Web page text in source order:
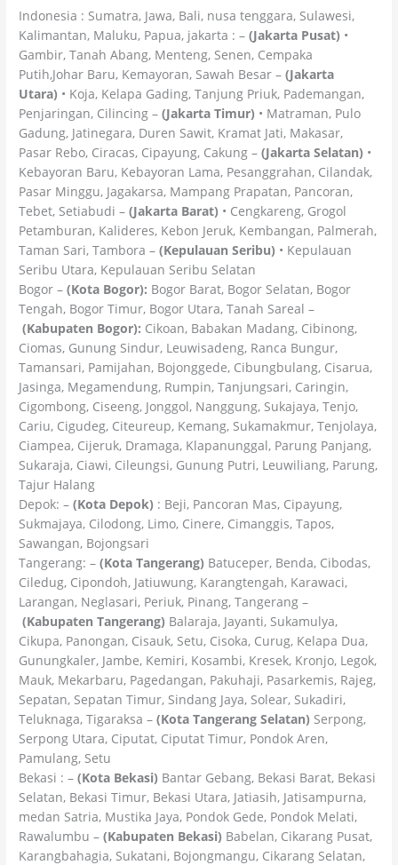
Indonesia : Sumatra, Jawa, Bali, nusa tenggara, Sulawesi,
Kalimantan, Maluku, Papua, jakarta : –(Jakarta Pusat) •
Gambir, Tanah Abang, Menteng, Senen, Cempaka
Putih,Johar Baru, Kemayoran, Sawah Besar –(Jakarta
Utara) • Koja, Kelapa Gading, Tanjung Priuk, Pademangan,
Penjaringan, Cilincing –(Jakarta Timur) • Matraman, Pulo
Gadung, Jatinegara, Duren Sawit, Kramat Jati, Makasar,
Pasar Rebo, Ciracas, Cipayung, Cakung –(Jakarta Selatan) •
Kebayoran Baru, Kebayoran Lama, Pesanggrahan, Cilandak,
Pasar Minggu, Jagakarsa, Mampang Prapatan, Pancoran,
Tebet, Setiabudi –(Jakarta Barat) • Cengkareng, Grogol
Petamburan, Kalideres, Kebon Jeruk, Kembangan, Palmerah,
Taman Sari, Tambora –(Kepulauan Seribu) • Kepulauan
Seribu Utara, Kepulauan Seribu Selatan
Bogor –(Kota Bogor): Bogor Barat, Bogor Selatan, Bogor
Tengah, Bogor Timur, Bogor Utara, Tanah Sareal –
(Kabupaten Bogor): Cikoan, Babakan Madang, Cibinong,
Ciomas, Gunung Sindur, Leuwisadeng, Ranca Bungur,
Tamansari, Pamijahan, Bojonggede, Cibungbulang, Cisarua,
Jasinga, Megamendung, Rumpin, Tanjungsari, Caringin,
Cigombong, Ciseeng, Jonggol, Nanggung, Sukajaya, Tenjo,
Cariu, Cigudeg, Citeureup, Kemang, Sukamakmur, Tenjolaya,
Ciampea, Cijeruk, Dramaga, Klapanunggal, Parung Panjang,
Sukaraja, Ciawi, Cileungsi, Gunung Putri, Leuwiliang, Parung,
Tajur Halang
Depok: –(Kota Depok) : Beji, Pancoran Mas, Cipayung,
Sukmajaya, Cilodong, Limo, Cinere, Cimanggis, Tapos,
Sawangan, Bojongsari
Tangerang: –(Kota Tangerang) Batuceper, Benda, Cibodas,
Ciledug, Cipondoh, Jatiuwung, Karangtengah, Karawaci,
Larangan, Neglasari, Periuk, Pinang, Tangerang –
(Kabupaten Tangerang) Balaraja, Jayanti, Sukamulya,
Cikupa, Panongan, Cisauk, Setu, Cisoka, Curug, Kelapa Dua,
Gunungkaler, Jambe, Kemiri, Kosambi, Kresek, Kronjo, Legok,
Mauk, Mekarbaru, Pagedangan, Pakuhaji, Pasarkemis, Rajeg,
Sepatan, Sepatan Timur, Sindang Jaya, Solear, Sukadiri,
Teluknaga, Tigaraksa –(Kota Tangerang Selatan) Serpong,
Serpong Utara, Ciputat, Ciputat Timur, Pondok Aren,
Pamulang, Setu
Bekasi : –(Kota Bekasi) Bantar Gebang, Bekasi Barat, Bekasi
Selatan, Bekasi Timur, Bekasi Utara, Jatiasih, Jatisampurna,
medan Satria, Mustika Jaya, Pondok Gede, Pondok Melati,
Rawalumbu –(Kabupaten Bekasi) Babelan, Cikarang Pusat,
Karangbahagia, Sukatani, Bojongmangu, Cikarang Selatan,